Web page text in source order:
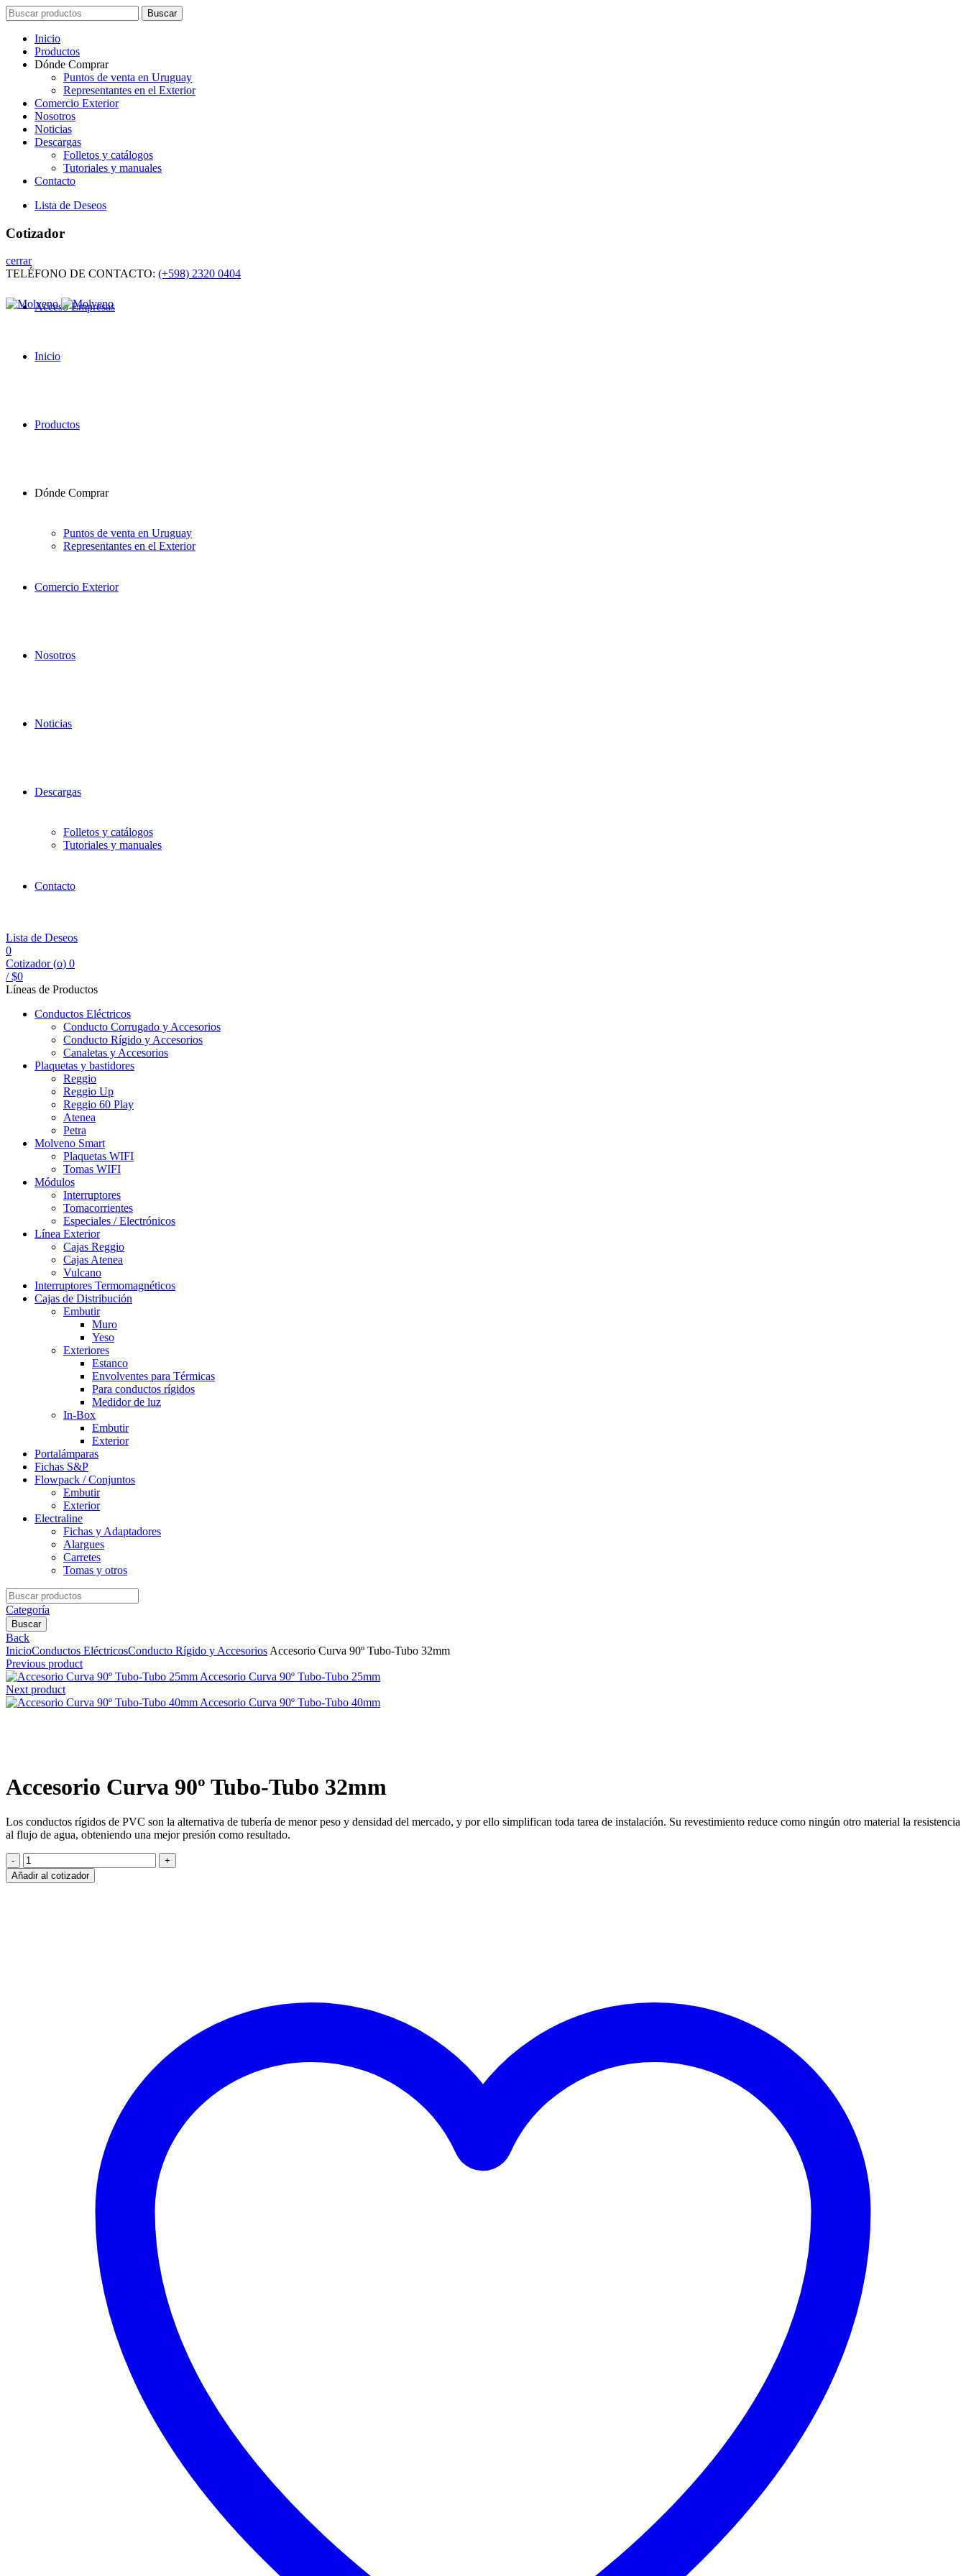
Search
for:
Buscar
Inicio
Productos
Dónde Comprar
Puntos de venta en Uruguay
Representantes en el Exterior
Comercio Exterior
Nosotros
Noticias
Descargas
Folletos y catálogos
Tutoriales y manuales
Contacto
Lista de Deseos
Cotizador
cerrar
TELÉFONO DE CONTACTO: (+598) 2320 0404
Acceso Empresas
Inicio
Productos
Dónde Comprar
Puntos de venta en Uruguay
Representantes en el Exterior
Comercio Exterior
Nosotros
Noticias
Descargas
Folletos y catálogos
Tutoriales y manuales
Contacto
Lista de Deseos
0
Cotizador (o) 0
/ $0
Líneas de Productos
Conductos Eléctricos
Conducto Corrugado y Accesorios
Conducto Rígido y Accesorios
Canaletas y Accesorios
Plaquetas y bastidores
Reggio
Reggio Up
Reggio 60 Play
Atenea
Petra
Molveno Smart
Plaquetas WIFI
Tomas WIFI
Módulos
Interruptores
Tomacorrientes
Especiales / Electrónicos
Línea Exterior
Cajas Reggio
Cajas Atenea
Vulcano
Interruptores Termomagnéticos
Cajas de Distribución
Embutir
Muro
Yeso
Exteriores
Estanco
Envolventes para Térmicas
Para conductos rígidos
Medidor de luz
In-Box
Embutir
Exterior
Portalámparas
Fichas S&P
Flowpack / Conjuntos
Embutir
Exterior
Electraline
Fichas y Adaptadores
Alargues
Carretes
Tomas y otros
Search
for:
Categoría
Buscar
Back
InicioConductos EléctricosConducto Rígido y AccesoriosAccesorio Curva 90º Tubo-Tubo 32mm
Previous product
Accesorio Curva 90º Tubo-Tubo 25mm
Next product
Accesorio Curva 90º Tubo-Tubo 40mm
Accesorio Curva 90º Tubo-Tubo 32mm
Los conductos rígidos de PVC son la alternativa de tubería de menor peso y densidad del mercado, y por ello simplifican toda tarea de instalación. Su revestimiento reduce como ningún otro material la resistencia
al flujo de agua, obteniendo una mejor presión como resultado.
Accesorio
Curva
90º
Añadir al cotizador